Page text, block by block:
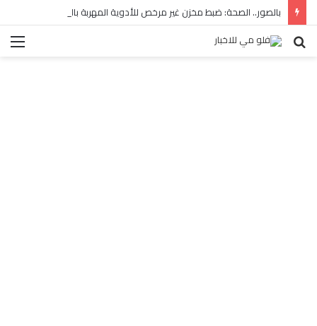
بالصور.. الصحة: ضبط مخزن غير مرخص للأدوية المهربة بالبساتين
بحث